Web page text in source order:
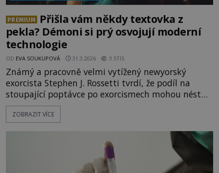
PREMIUM
Přišla vám někdy textovka z
pekla? Démoni si prý osvojují moderní
technologie
OD EVA SOUKUPOVÁ 31.3.2026 3.5TIS
Známý a pracovně velmi vytížený newyorský
exorcista Stephen J. Rossetti tvrdí, že podíl na
stoupající poptávce po exorcismech mohou nést
moderní technologie, které se démoni naučili
ovládat. Se svou obětí prý mohou komunikovat i
která byla jako dítě svým otcem zasvěcena ďáblu,
prý posílali textovky. Životop
ZOBRAZIT VÍCE